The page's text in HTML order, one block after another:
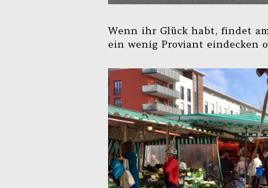
Wenn ihr Glück habt, findet
ein wenig Proviant eindecken